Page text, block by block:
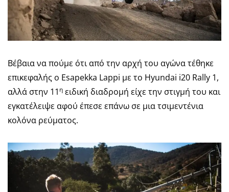
Βέβαια να πούμε ότι από την αρχή του αγώνα τέθηκε
επικεφαλής ο Esapekka Lappi με το Hyundai i20 Rally 1,
αλλά στην 11 η ειδική διαδρομή είχε την στιγμή του και
εγκατέλειψε αφού έπεσε επάνω σε μια τσιμεντένια
κολόνα ρεύματος.